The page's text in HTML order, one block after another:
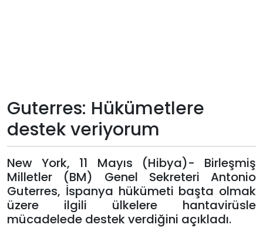
Künye
Giriş
Yap
Guterres: Hükümetlere
destek veriyorum
New York, 11 Mayıs (Hibya)- Birleşmiş
Milletler (BM) Genel Sekreteri Antonio
Guterres, İspanya hükümeti başta olmak
üzere ilgili ülkelere hantavirüsle
mücadelede destek verdiğini açıkladı.